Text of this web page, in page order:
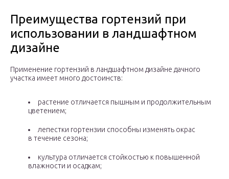
Преимущества гортензий при
использовании в ландшафтном
дизайне
Применение гортензий в ландшафтном дизайне дачного
участка имеет много достоинств:
растение отличается пышным и продолжительным
цветением;
лепестки гортензии способны изменять окрас
в течение сезона;
культура отличается стойкостью к повышенной
влажности и осадкам;